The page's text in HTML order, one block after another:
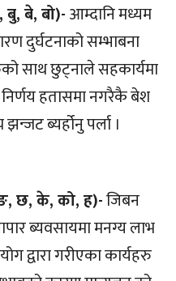
बे, बो)-आम्दानि मध्यम
दुर्घटनाको सम्भाबना
साथ छुट्नाले सहकार्यमा
हतासमा नगरैकै बेश
ब्यर्होनु पर्ला ।
छ, के, को, ह)-जिबन
ब्यवसायमा मनग्य लाभ
द्वारा गरीएका कार्यहरु